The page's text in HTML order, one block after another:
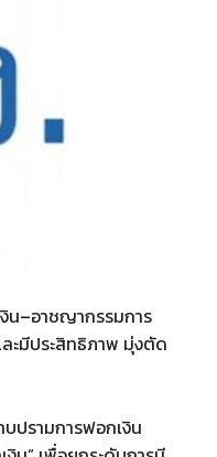
น–อาชญากรรมการ
ละมีประสิทธิภาพ มุ่งตัด
ปรามการฟอกเงิน